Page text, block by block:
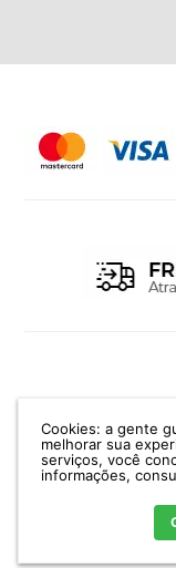
Cookies: a gente
melhorar sua
serviços, você
informações,
POTENZA IMPORTAÇÃO
Ceará, 336 - CEP